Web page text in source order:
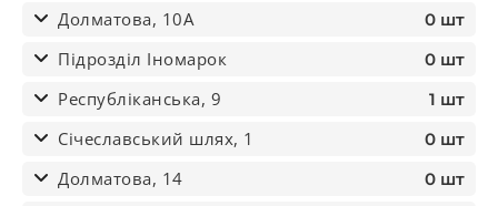
Долматова, 10А 0 шт
Підрозділ Іномарок 0 шт
Республіканська, 9 1 шт
Січеславський шлях, 1 0 шт
Долматова, 14 0 шт